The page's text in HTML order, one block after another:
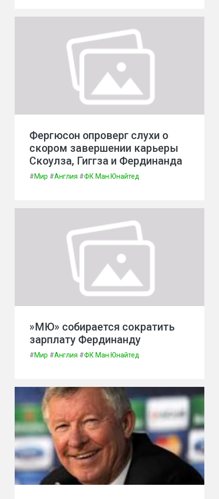
Фергюсон опроверг слухи о
скором завершении карьеры
Скоулза, Гиггза и Фердинанда
#Мир #Англия #ФК Ман.Юнайтед
»МЮ» собирается сократить
зарплату Фердинанду
#Мир #Англия #ФК Ман.Юнайтед